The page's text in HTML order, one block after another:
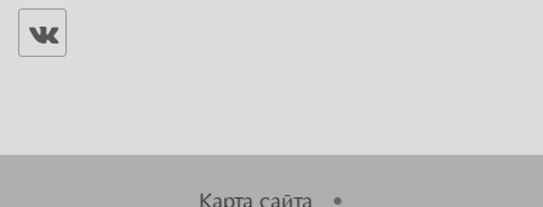
Карта сайта •